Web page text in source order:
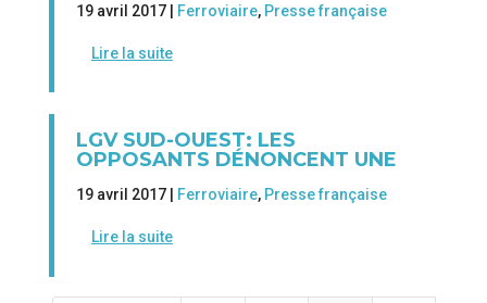
19 avril 2017 | Ferroviaire, Presse française
Lire la suite
LGV SUD-OUEST: LES
OPPOSANTS DÉNONCENT UNE
19 avril 2017 | Ferroviaire, Presse française
Lire la suite